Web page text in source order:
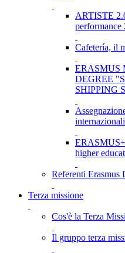
ARTISTE
performance
Cafetería, il
ERASMUS
DEGREE
SHIPPING
internazionali
higher
Referenti Erasmus
Terza missione
Cos'è la Terza
Il gruppo terza